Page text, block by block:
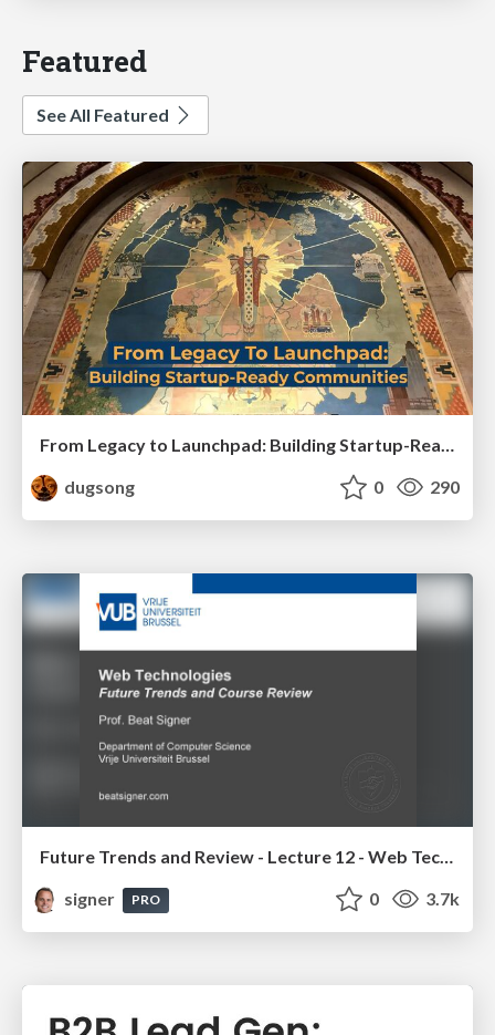
Featured
See All Featured
From Legacy to Launchpad: Building Startup-Ready Communities
dugsong
0 290
Future Trends and Review - Lecture 12 - Web Technologies (1019888BNR)
signer
PRO 0 3.7k